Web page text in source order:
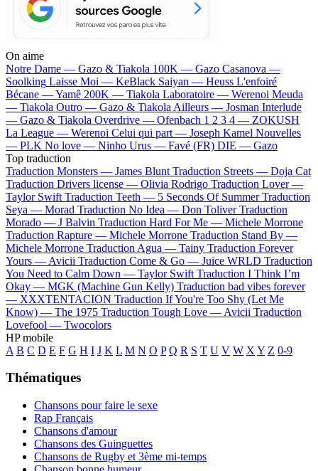
On aime
Notre Dame — Gazo & Tiakola 100K — Gazo Casanova —
Soolking Laisse Moi — KeBlack Saiyan — Heuss L'enfoiré
Bécane —Yamê 200K — Tiakola Laboratoire — Werenoi Meuda
— Tiakola Outro — Gazo & Tiakola Ailleurs — Josman Interlude
— Gazo & Tiakola Overdrive — Ofenbach 1 2 3 4 — ZOKUSH
La League — Werenoi Celui qui part — Joseph Kamel Nouvelles
— PLK No love — Ninho Urus — Favé (FR) DIE — Gazo
Top traduction
Traduction Monsters — James Blunt Traduction Streets — Doja Cat
Traduction Drivers license — Olivia Rodrigo Traduction Lover —
Taylor Swift Traduction Teeth — 5 Seconds Of Summer Traduction
Seya — Morad Traduction No Idea — Don Toliver Traduction
Morado — J Balvin Traduction Hard For Me — Michele Morrone
Traduction Rapture — Michele Morrone Traduction Stand By —
Michele Morrone Traduction Agua — Tainy Traduction Forever
Yours — Avicii Traduction Come & Go — Juice WRLD Traduction
You Need to Calm Down — Taylor Swift Traduction I Think I’m
Okay — MGK (Machine Gun Kelly) Traduction bad vibes forever
— XXXTENTACION Traduction If You're Too Shy (Let Me
Know) — The 1975 Traduction Tough Love — Avicii Traduction
Lovefool — Twocolors
HP mobile
A B C D E F G H I J K L M N O P Q R S T U V W X Y Z 0-9
Thématiques
Chansons pour faire le sexe
Rap Français
Chansons d'amour
Chansons des Guinguettes
Chansons de Rugby et 3ème mi-temps